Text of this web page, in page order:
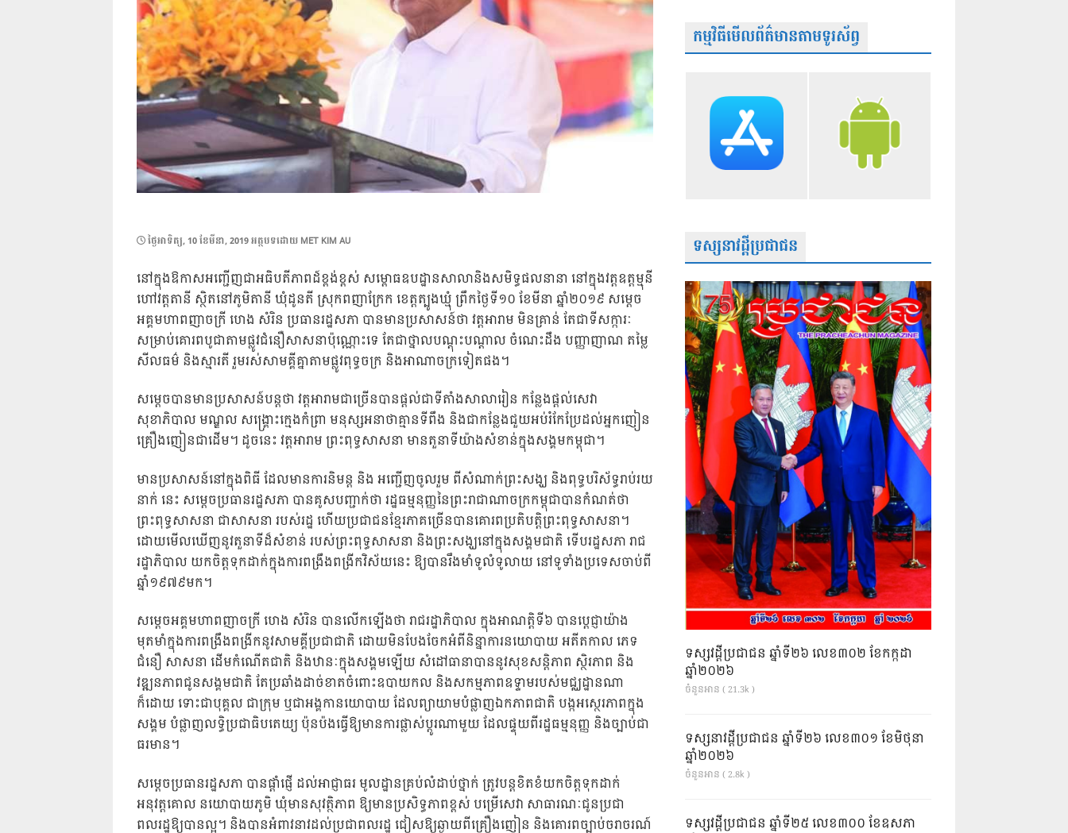
POSTED
ថ្ងៃ​អាទិត្យ, 10 ខែ​មីនា, 2019អត្ថបទដោយ MET KIM AU
នៅក្នុងឱកាសអញ្ជើញជាអធិបតីភាពដ៍ខ្ពង់ខ្ពស់ សម្ពោធឧបដ្ឋានសាលានិងសមិទ្ធផលនានា នៅក្នុងវត្តឧត្តម្មុនី
ហៅវត្តតានី ស្ថិតនៅភូមិតានី ឃុំដូនតី ស្រុកពញាក្រែក ខេត្តត្បូងឃ្មុំ ព្រឹកថ្ងៃទី១០ ខែមីនា ឆ្នាំ២០១៩ សម្តេច
អគ្គមហាពញាចក្រី ហេង សំរិន ប្រធានរដ្ឋសភា បានមានប្រសាសន៍ថា វត្តអារាម មិនគ្រាន់ តែជាទីសក្ការៈ
សម្រាប់គោរពបូជាតាមផ្លូវជំនឿសាសនាប៉ុណ្ណោះទេ តែជាថ្នាលបណ្តុះបណ្តាល ចំណេះដឹង បញ្ញាញាណ តម្លៃ
សីលធម៌ និងស្មារតី រួមរស់សាមគ្គីគ្នាតាមផ្លូវពុទ្ធចក្រ និងអាណាចក្រទៀតផង។
សម្តេចបានមានប្រសាសន៍បន្តថា វត្តអារាមជាច្រើនបានផ្តល់ជាទីតាំងសាលារៀន កន្លែងផ្តល់សេវា
សុខាភិបាល មណ្ឌល សង្គ្រោះក្មេងកំព្រា មនុស្សអនាថាគ្មានទីពឹង និងជាកន្លែងជួយអប់រំកែប្រែដល់អ្នកញៀន
គ្រឿងញៀនជាដើម។ ដូចនេះ វត្តអារាម ព្រះពុទ្ធសាសនា មានតួនាទីយ៉ាងសំខាន់ក្នុងសង្គមកម្ពុជា។
មានប្រសាសន៍នៅក្នុងពិធី ដែលមានការនិមន្ត និង អញ្ជើញចូលរួម ពីសំណាក់ព្រះសង្ឃ និងពុទ្ធបរិស័ទ្ធរាប់រយ
នាក់ នេះ សម្តេចប្រធានរដ្ឋសភា បានគូសបញ្ជាក់ថា រដ្ឋធម្មនុញ្ញនៃព្រះរាជាណាចក្រកម្ពុជាបានកំណត់ថា
ព្រះពុទ្ធសាសនា ជាសាសនា របស់រដ្ឋ ហើយប្រជាជនខ្មែរភាគច្រើនបានគោរពប្រតិបត្តិព្រះពុទ្ធសាសនា។
ដោយមើលឃើញនូវតួនាទីដ៏សំខាន់ របស់ព្រះពុទ្ធសាសនា និងព្រះសង្ឃនៅក្នុងសង្គមជាតិ ទើបរដ្ឋសភា រាជ
រដ្ឋាភិបាល យកចិត្តទុកដាក់ក្នុងការពង្រឹងពង្រីកវិស័យនេះ ឱ្យបានរឹងមាំទូលំទូលាយ នៅទូទាំងប្រទេសចាប់ពី
ឆ្នាំ១៩៧៩មក។
សម្តេចអគ្គមហាពញាចក្រី ហេង សំរិន បានលើកឡើងថា រាជរដ្ឋាភិបាល ក្នុងអាណត្តិទី៦ បានប្តេជ្ញាយ៉ាង
មុតមាំក្នុងការពង្រឹងពង្រីកនូវសាមគ្គីប្រជាជាតិ ដោយមិនបែងចែកអំពីនិន្នាការនយោបាយ អតីតកាល ភេទ
ជំនឿ សាសនា ដើមកំណើតជាតិ និងឋានៈក្នុងសង្គមឡើយ សំដៅធានាបាននូវសុខសន្តិភាព ស្ថិរភាព និង
វឌ្ឍនភាពជូនសង្គមជាតិ តែប្រឆាំងដាច់ខាតចំពោះឧបាយកល និងសកម្មភាពឧទ្ទាមរបស់មជ្ឈដ្ឋានណា
ក៏ដោយ ទោះជាបុគ្គល ជាក្រុម ឬជាអង្គកានយោបាយ ដែលព្យាយាមបំផ្លាញឯកភាពជាតិ បង្កអស្ថេរភាពក្នុង
សង្គម បំផ្លាញលទ្ធិប្រជាធិបតេយ្យ ប៉ុនប៉ងធ្វើឱ្យមានការផ្លាស់ប្តូរណាមួយ ដែលផ្ទុយពីរដ្ឋធម្មនុញ្ញ និងច្បាប់ជា
ធរមាន។
សម្តេចប្រធានរដ្ឋសភា បានផ្តាំផ្ញើ ដល់អាជ្ញាធរ មូលដ្ឋានគ្រប់លំដាប់ថ្នាក់ ត្រូវបន្តខិតខំយកចិត្តទុកដាក់
អនុវត្តគោល នយោបាយភូមិ ឃុំមានសុវត្ថិភាព ឱ្យមានប្រសិទ្ធភាពខ្ពស់ បម្រើសេវា សាធារណៈជូនប្រជា
ពលរដ្ឋឱ្យបានល្អ។ និងបានអំពាវនាវដល់ប្រជាពលរដ្ឋ ជៀសឱ្យឆ្ងាយពីគ្រឿងញៀន និងគោរពច្បាប់ចរាចរណ៍
កម្មវិធីមើលព័ត៌មានតាមទូរស័ព្វ
ទស្សនាវដ្តីប្រជាជន
ទស្សវដ្តីប្រជាជន ឆ្នាំទី២៦ លេខ៣០២ ខែកក្កដា
ឆ្នាំ២០២៦
ចំនួនអាន ( 21.3k )
ទស្សនាវដ្ដីប្រជាជន ឆ្នាំទី២៦ លេខ៣០១ ខែមិថុនា
ឆ្នាំ២០២៦
ចំនួនអាន ( 2.8k )
ទស្សវដ្តីប្រជាជន ឆ្នាំទី២៥ លេខ៣០០ ខែឧសភា